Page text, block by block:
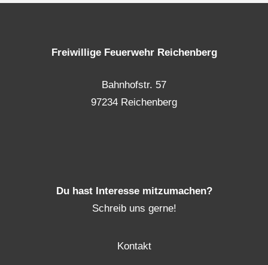
Freiwillige Feuerwehr Reichenberg
Bahnhofstr. 57
97234 Reichenberg
Du hast Interesse mitzumachen?
Schreib uns gerne!
Kontakt